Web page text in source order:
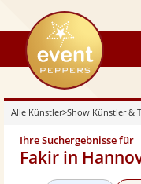
eventpeppers
Alle Künstler>Show Künstler &
Ihre Suchergebnisse für
Fakir in